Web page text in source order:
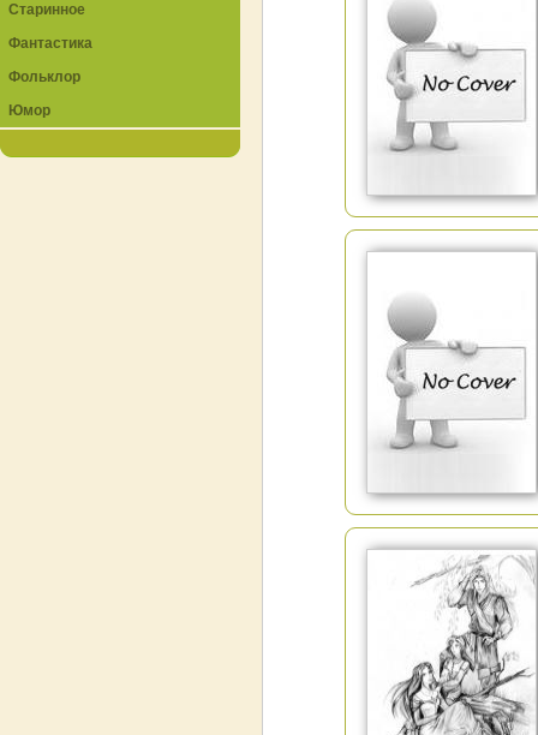
Старинное
Фантастика
Фольклор
Юмор